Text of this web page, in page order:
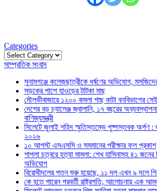
Categories
Categories
সাম্প্রতিক সংবাদ
সুনামগঞ্জে কলেজছাত্রীকে ধর্ষণের অভিযোগ,
সড়কের পাশে হাওড়ের টাটকা মাছ
মৌলভীবাজারে ১২০০ কমলা গাছ কাটা বনবিভাগের
দেশের বড় চ্যালেঞ্জ জ্বালানি, ১৭ বছরের
বাণিজ্যমন্ত্রী
সিলেটে জুলাই শহিদ স্মৃতিস্তম্ভে পুষ্পস্তবক অর্পণ
২০২৬
১০ আগস্ট এসএসসি ও সমমানের পরীক্ষার ফল প্রকাশ
শাপলা চত্বরে হত্যা মামলা: শেখ হাসিনাসহ ৪১ জনের
অভিযোগ
বিরোধীদলের পতন শুরু হয়েছে, ১১ দল এখন ৯ দলে
কে হতে পারেন পরবর্তী রাষ্ট্রপতি, আলোচনায় এক